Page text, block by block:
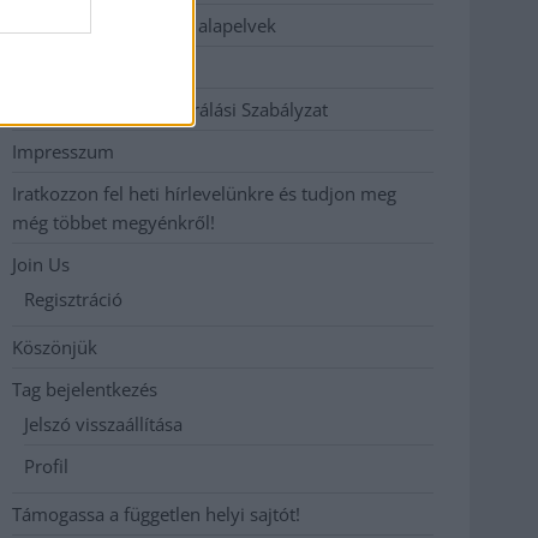
Etikai és függetlenségi alapelvek
Hozzászólási és Moderálási Szabályzat
Impresszum
Iratkozzon fel heti hírlevelünkre és tudjon meg
még többet megyénkről!
Join Us
Regisztráció
Köszönjük
Tag bejelentkezés
Jelszó visszaállítása
Profil
Támogassa a független helyi sajtót!